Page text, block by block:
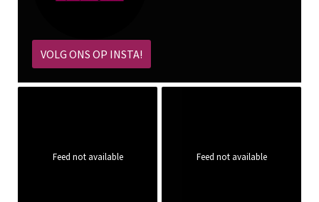
VOLG ONS OP INSTA!
Feed not available Feed not available